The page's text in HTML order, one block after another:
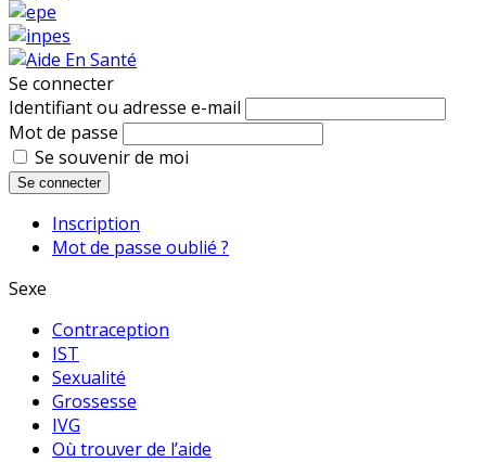
Se connecter
Identifiant ou adresse e-mail
Mot de passe
Se souvenir de moi
Se connecter
Inscription
Mot de passe oublié ?
Sexe
Contraception
IST
Sexualité
Grossesse
IVG
Où trouver de l’aide